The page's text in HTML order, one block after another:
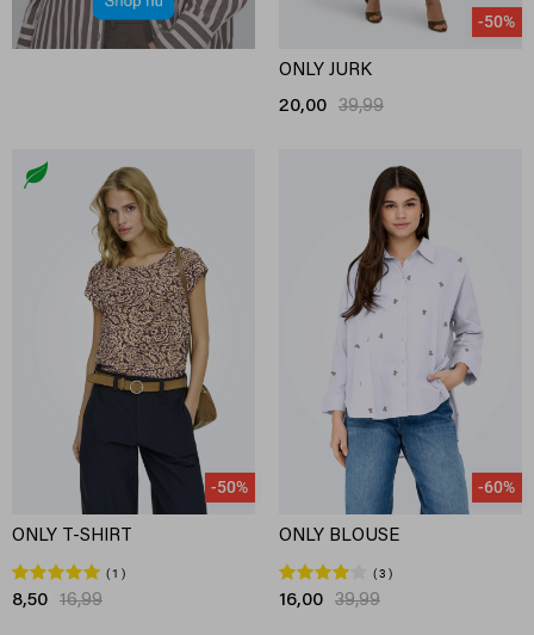
-50%
ONLY JURK
20,00 39,99
-50%
ONLY T-SHIRT
1
8,50 16,99
-60%
ONLY BLOUSE
3
16,00 39,99